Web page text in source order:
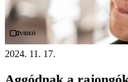
Videó
2024. 11. 17.